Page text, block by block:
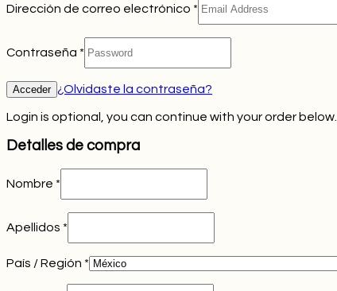
Dirección de correo electrónico *
Contraseña *
¿Olvidaste la contraseña?
Login is optional, you can continue with your order below.
Detalles de compra
Nombre *
Apellidos *
País / Región *